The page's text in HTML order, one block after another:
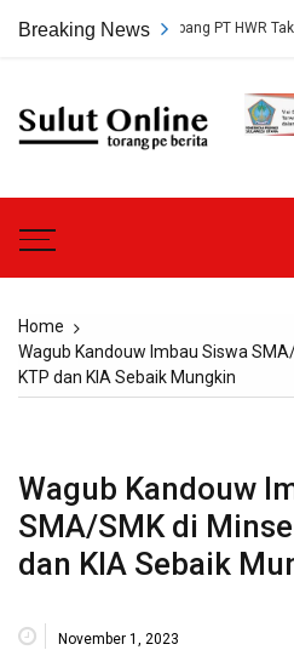
Breaking News
Tambang PT HWR Tak Pernah
Sulut
Home
Wagub Kandouw Imbau Siswa
KTP dan KIA Sebaik Mungkin
Wagub Kandouw
SMA/SMK di
dan KIA Sebaik
November 1, 2023